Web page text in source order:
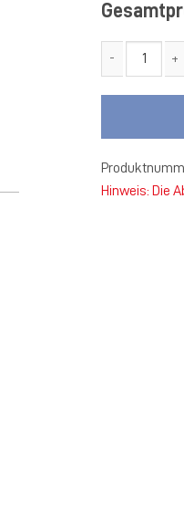
Hinweis: Die